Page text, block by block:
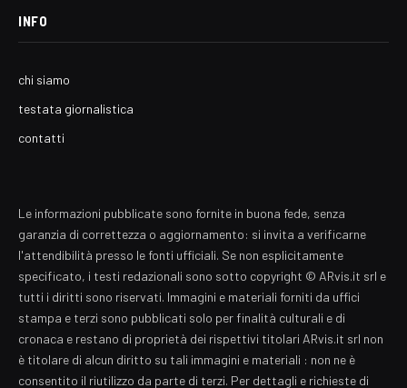
INFO
chi siamo
testata giornalistica
contatti
Le informazioni pubblicate sono fornite in buona fede, senza
garanzia di correttezza o aggiornamento: si invita a verificarne
l'attendibilità presso le fonti ufficiali. Se non esplicitamente
specificato, i testi redazionali sono sotto copyright © ARvis.it srl e
tutti i diritti sono riservati. Immagini e materiali forniti da uffici
stampa e terzi sono pubblicati solo per finalità culturali e di
cronaca e restano di proprietà dei rispettivi titolari ARvis.it srl non
è titolare di alcun diritto su tali immagini e materiali : non ne è
consentito il riutilizzo da parte di terzi. Per dettagli e richieste di